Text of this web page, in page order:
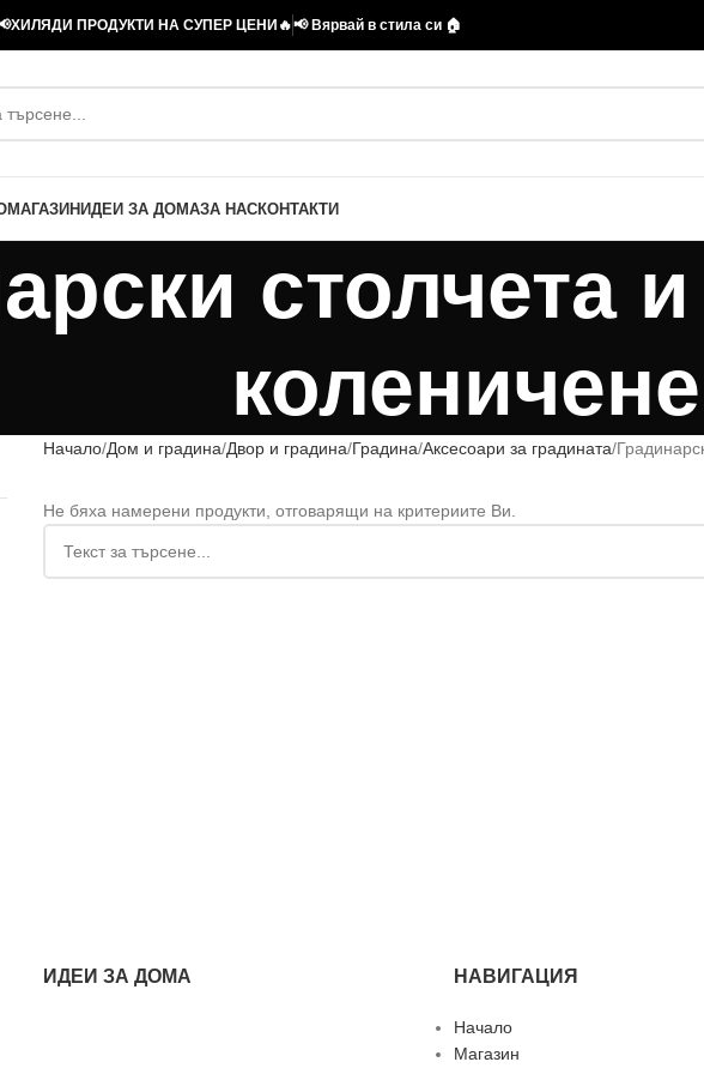
ПРОДУКТИ НА СУПЕР ЦЕНИ🔥📢 Вярвай в стила си 🏠
МАГАЗИНИДЕИ ЗА ДОМАЗА НАСКОНТАКТИ
столчета
коленичене
Начало Дом и градина Двор и градина Градина Аксесоари за градината
Не бяха намерени продукти, отговарящи на критериите Ви.
ИДЕИ ЗА ДОМА НАВИГАЦИЯ
Начало
Магазин